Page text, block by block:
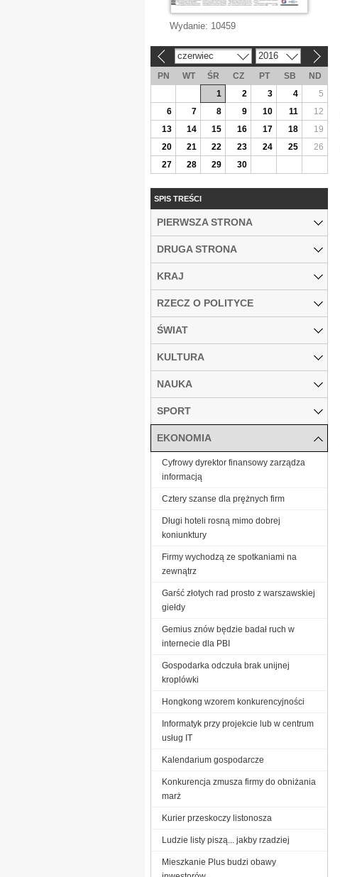
Wydanie: 10459
czerwiec 2016
PN WT ŚR CZ PT SB
ND
1
2 3 4
5
6
7 8 9 10 11
12
13
14 15 16 17 18
19
20
21 22 23 24 25
26
27
28 29 30
SPIS TREŚCI
PIERWSZA STRONA
DRUGA STRONA
KRAJ
RZECZ O POLITYCE
ŚWIAT
KULTURA
NAUKA
SPORT
EKONOMIA
Cyfrowy dyrektor finansowy zarządza
informacją
Cztery szanse dla prężnych firm
Długi hoteli rosną mimo dobrej
koniunktury
Firmy wychodzą ze spotkaniami na
zewnątrz
Garść złotych rad prosto z warszawskiej
giełdy
Gemius znów będzie badał ruch w
internecie dla PBI
Gospodarka odczuła brak unijnej
kroplówki
Hongkong wzorem konkurencyjności
Informatyk przy projekcie lub w centrum
usług IT
Kalendarium gospodarcze
Konkurencja zmusza firmy do obniżania
marż
Kurier przeskoczy listonosza
Ludzie listy piszą... jakby rzadziej
Mieszkanie Plus budzi obawy